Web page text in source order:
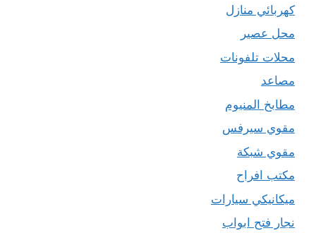
كهربائي منازل
محل عصير
محلات تلفونات
مصاعد
مطابخ المنيوم
مقوي سيرفس
مقوي شبكة
مكتب افراح
ميكانيكي سيارات
نجار فتح ابواب